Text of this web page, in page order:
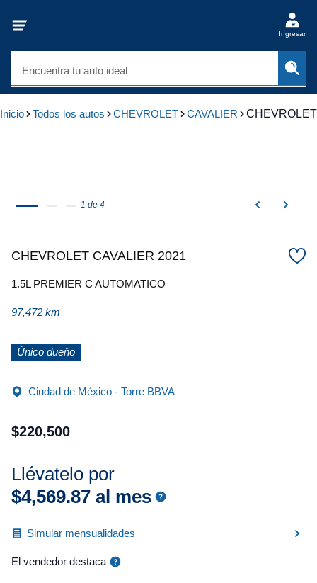
Ingresar
Encuentra tu auto ideal
Inicio Todos los autos CHEVROLET CAVALIER
1 de 4
CHEVROLET CAVALIER 2021
1.5L PREMIER C AUTOMATICO
97,472 km
Único dueño
Ciudad de México - Torre BBVA
$220,500
Llévatelo por
$4,569.87 al mes
Simular mensualidades
El vendedor destaca